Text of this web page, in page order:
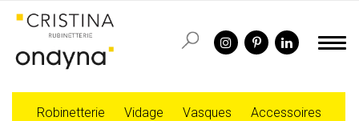
Robinetterie Vidage Vasques
Accessoires